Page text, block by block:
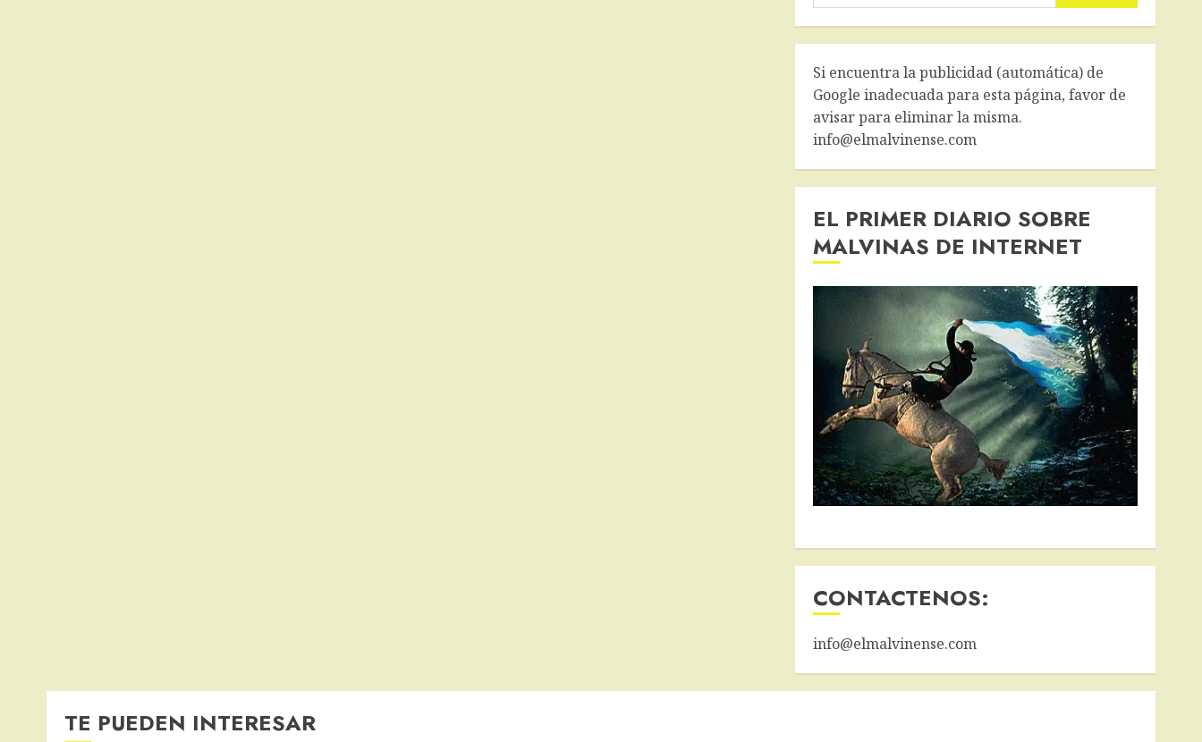
Si encuentra la publicidad (automática) de
Google inadecuada para esta página, favor de
avisar para eliminar la misma.
info@elmalvinense.com
EL PRIMER DIARIO SOBRE
MALVINAS DE INTERNET
CONTACTENOS:
info@elmalvinense.com
TE PUEDEN INTERESAR